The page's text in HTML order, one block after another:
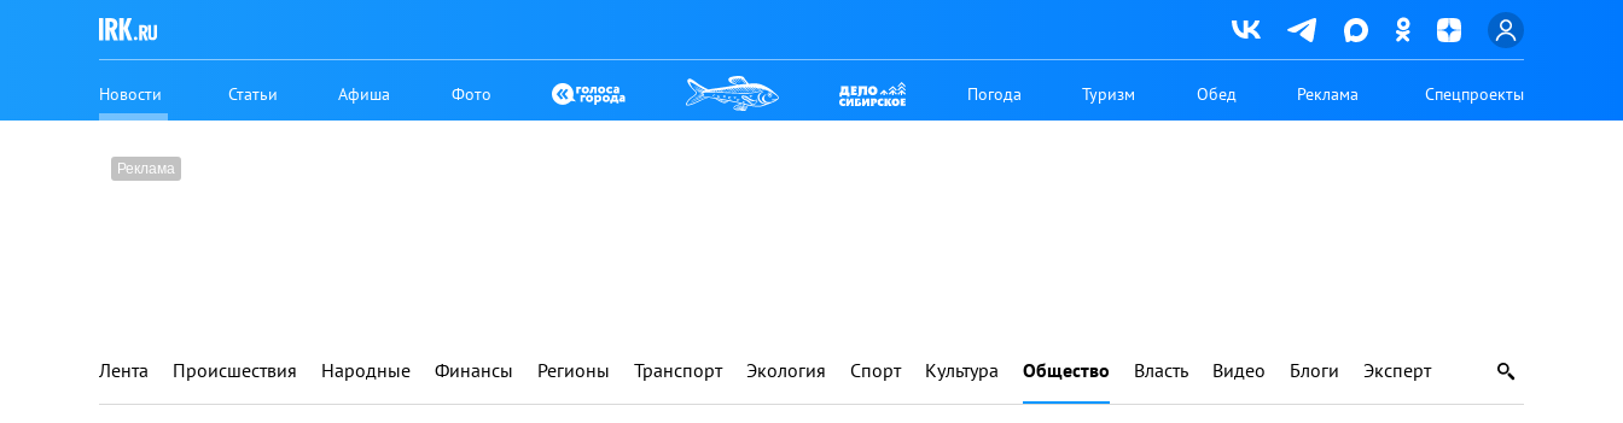
Новости Статьи Афиша Фото Погода Туризм Обед Реклама Спецпроекты
Лента Происшествия Народные Финансы Регионы Транспорт Экология Спорт Культура Общество Власть Видео Блоги Эксперт